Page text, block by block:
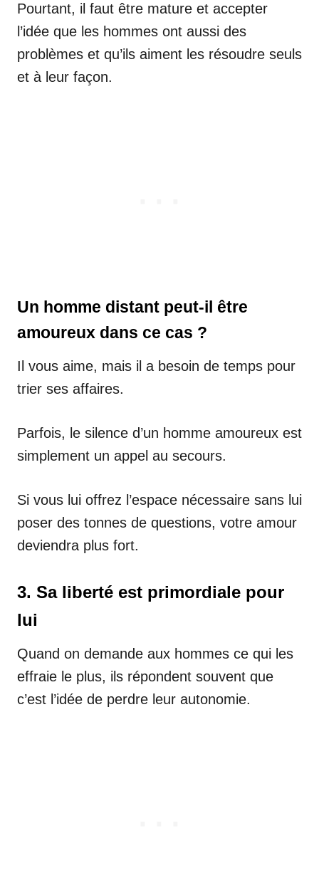
Pourtant, il faut être mature et accepter
l’idée que les hommes ont aussi des
problèmes et qu’ils aiment les résoudre seuls
et à leur façon.
Un homme distant peut-il être
amoureux dans ce cas ?
Il vous aime, mais il a besoin de temps pour
trier ses affaires.
Parfois, le silence d’un homme amoureux est
simplement un appel au secours.
Si vous lui offrez l’espace nécessaire sans lui
poser des tonnes de questions, votre amour
deviendra plus fort.
3. Sa liberté est primordiale pour
lui
Quand on demande aux hommes ce qui les
effraie le plus, ils répondent souvent que
c’est l’idée de perdre leur autonomie.